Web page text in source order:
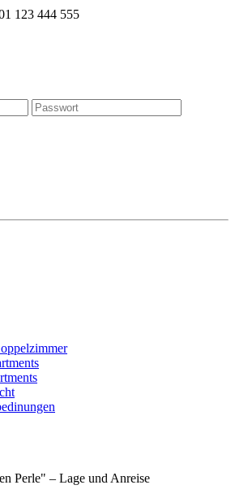
123 444 555
Perle" – Lage und Anreise